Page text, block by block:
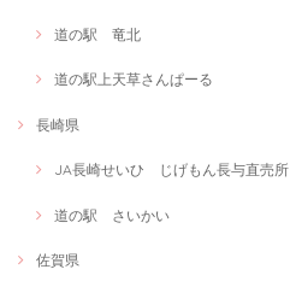
道の駅 竜北
道の駅上天草さんぱーる
長崎県
JA長崎せいひ じげもん長与直売所
道の駅 さいかい
佐賀県